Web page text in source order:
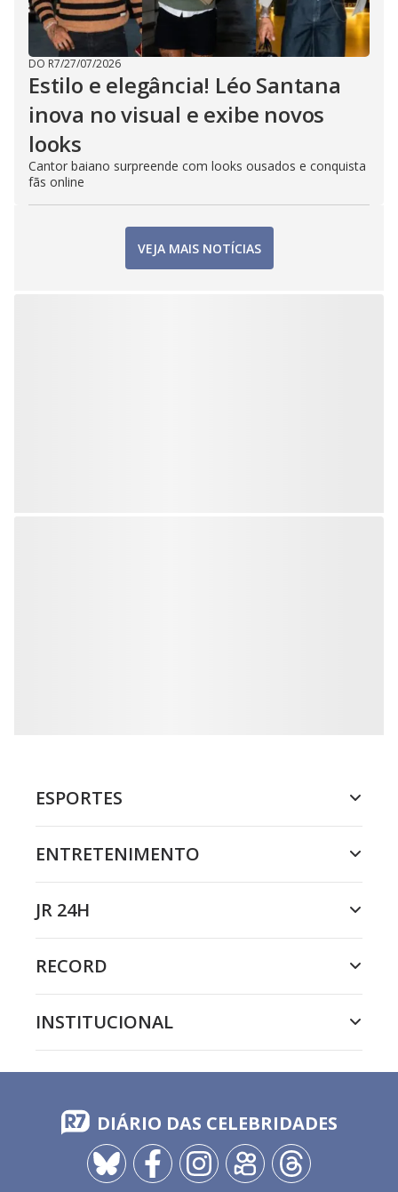
DO R7/27/07/2026
Estilo e elegância! Léo Santana
inova no visual e exibe novos
looks
Cantor baiano surpreende com looks ousados e conquista
fãs online
VEJA MAIS NOTÍCIAS
ESPORTES
ENTRETENIMENTO
JR 24H
RECORD
INSTITUCIONAL
DIÁRIO DAS CELEBRIDADES